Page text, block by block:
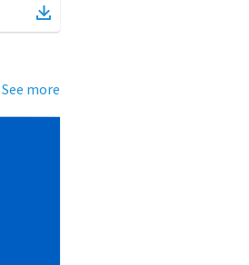
See more